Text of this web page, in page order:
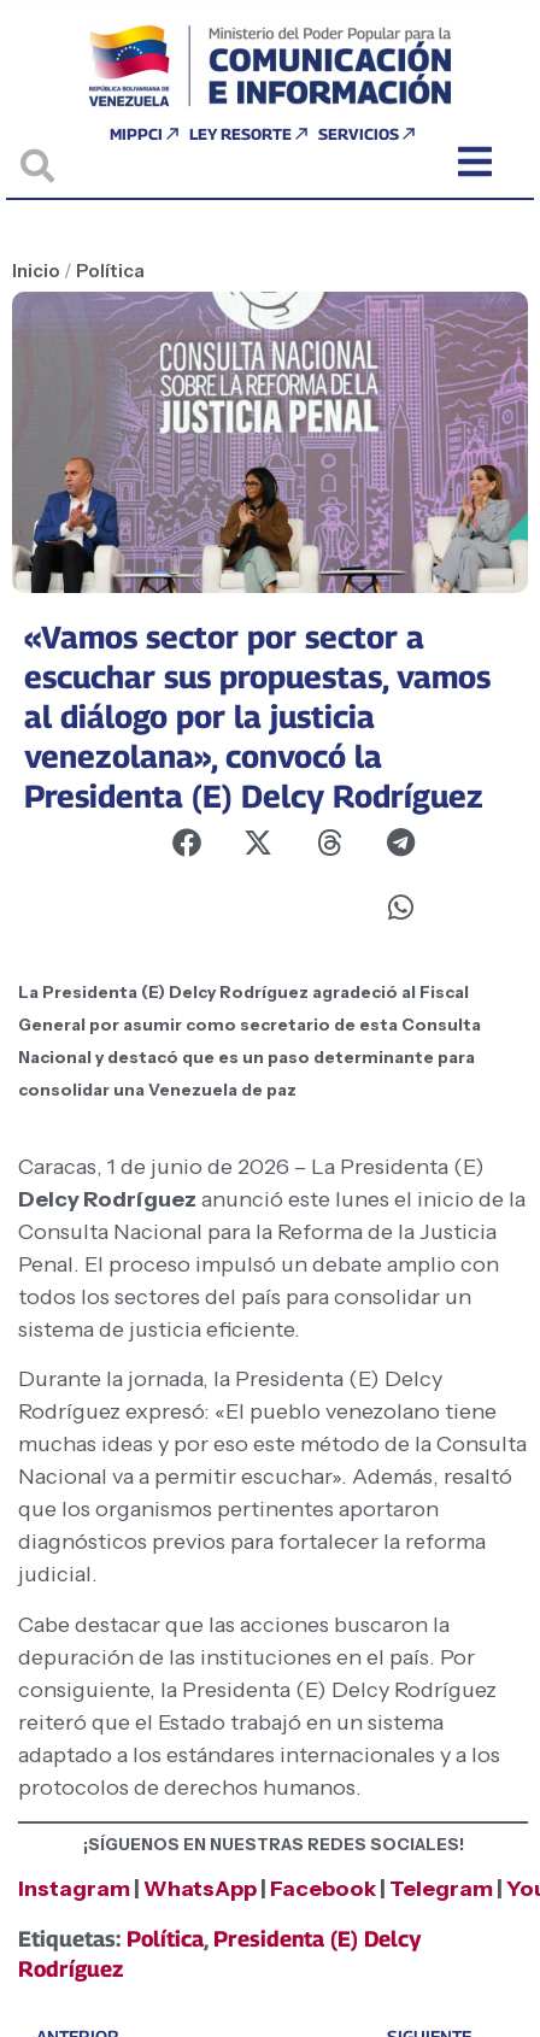
MIPPCI LEY RESORTE SERVICIOS
Inicio / Política
«Vamos sector por sector a
escuchar sus propuestas, vamos
al diálogo por la justicia
venezolana», convocó la
Presidenta (E) Delcy Rodríguez
La Presidenta (E) Delcy Rodríguez agradeció al Fiscal
General por asumir como secretario de esta Consulta
Nacional y destacó que es un paso determinante para
consolidar una Venezuela de paz
Caracas, 1 de junio de 2026 – La Presidenta (E)
Delcy Rodríguez anunció este lunes el inicio de la
Consulta Nacional para la Reforma de la Justicia
Penal. El proceso impulsó un debate amplio con
todos los sectores del país para consolidar un
sistema de justicia eficiente.
Durante la jornada, la Presidenta (E) Delcy
Rodríguez expresó: «El pueblo venezolano tiene
muchas ideas y por eso este método de la Consulta
Nacional va a permitir escuchar». Además, resaltó
que los organismos pertinentes aportaron
diagnósticos previos para fortalecer la reforma
judicial.
Cabe destacar que las acciones buscaron la
depuración de las instituciones en el país. Por
consiguiente, la Presidenta (E) Delcy Rodríguez
reiteró que el Estado trabajó en un sistema
adaptado a los estándares internacionales y a los
protocolos de derechos humanos.
¡SÍGUENOS EN NUESTRAS REDES SOCIALES!
Instagram WhatsApp Facebook Telegram
Etiquetas: Política, Presidenta (E) Delcy
Rodríguez